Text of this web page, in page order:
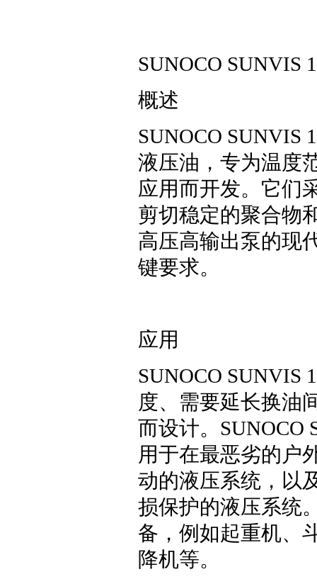
SUNOCO SUNVIS
概述
SUNOCO SUNVIS
液压油，专为温度
应用而开发。它们
剪切稳定的聚合物
高压高输出泵的现
键要求。
应用
SUNOCO SUNVIS
度、需要延长换油
而设计。SUNOCO
用于在最恶劣的户
动的液压系统，以
损保护的液压系统
备，例如起重机、
降机等。